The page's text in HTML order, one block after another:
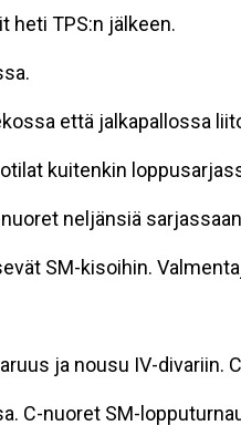
heti TPS:n jälkeen.
että jalkapallossa
kuitenkin
neljänsiä
SM-kisoihin.
ja nousu IV-divariin.
C-nuoret SM-